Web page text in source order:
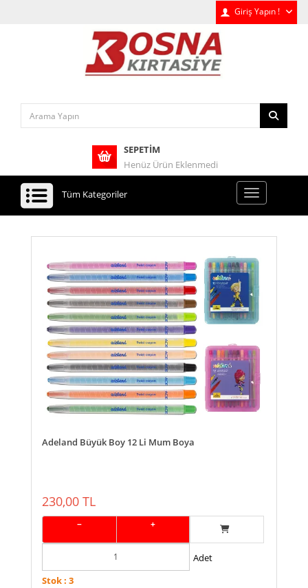
Giriş Yapın !
SEPETIM
Henüz Ürün Eklenmedi
Tüm Kategoriler
Adeland Büyük Boy 12 Li Mum Boya
230,00 TL
− +
Adet
Stok : 3